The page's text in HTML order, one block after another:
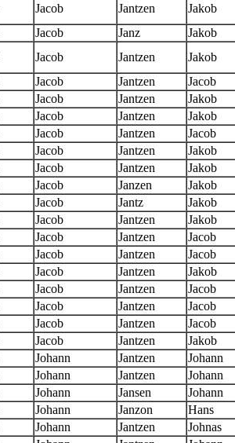
Jacob Jantzen
Jakob
Jacob Janz
Jakob
Jacob Jantzen
Jakob
Jacob Jantzen
Jacob
Jacob Jantzen
Jakob
Jacob Jantzen
Jakob
Jacob Jantzen
Jacob
Jacob Jantzen
Jakob
Jacob Jantzen
Jakob
Jacob Janzen
Jakob
Jacob Jantz
Jakob
Jacob Jantzen
Jakob
Jacob Jantzen
Jacob
Jacob Jantzen
Jacob
Jacob Jantzen
Jakob
Jacob Jantzen
Jacob
Jacob Jantzen
Jacob
Jacob Jantzen
Jacob
Jacob Jantzen
Jakob
Johann Jantzen
Johann
Johann Jantzen
Johann
Johann Jansen
Johann
Johann Janzon
Hans
Johann Jantzen
Johnas